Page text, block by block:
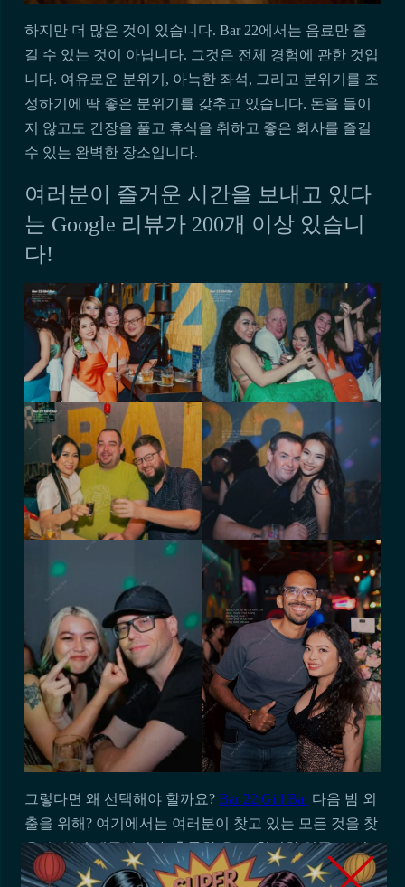
하지만 더 많은 것이 있습니다. Bar 22에서는 음료만 즐
길 수 있는 것이 아닙니다. 그것은 전체 경험에 관한 것입
니다. 여유로운 분위기, 아늑한 좌석, 그리고 분위기를 조
성하기에 딱 좋은 분위기를 갖추고 있습니다. 돈을 들이
지 않고도 긴장을 풀고 휴식을 취하고 좋은 회사를 즐길
수 있는 완벽한 장소입니다.
여러분이 즐거운 시간을 보내고 있다
는 Google 리뷰가 200개 이상 있습니
다!
그렇다면 왜 선택해야 할까요?Bar 22 Girl Bar다음 밤 외
출을 위해? 여기에서는 여러분이 찾고 있는 모든 것을 찾
을 수 있기 때문입니다. 훌륭한 음료, 친절한 얼굴, 그리
고 여행에 끌려간 듯한 느낌을 주지 않는 가격. Bar 22가